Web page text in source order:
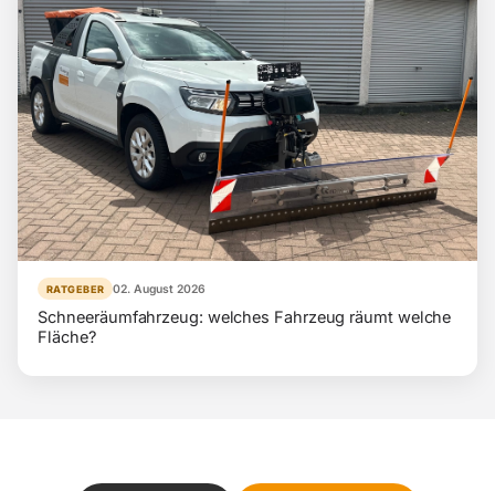
RATGEBER 02. August 2026
Schneeräumfahrzeug: welches Fahrzeug räumt welche
Fläche?